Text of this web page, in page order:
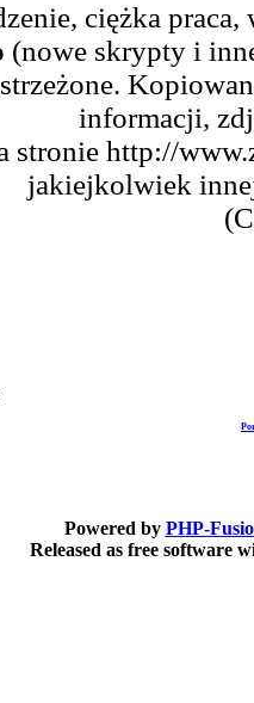
ciężka
(nowe skrypty i
informacji,
stronie http://
jakiejkolwiek
Powered by PHP-
Released as free software